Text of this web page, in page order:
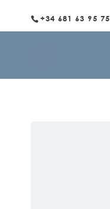
+34 681 63 95 75